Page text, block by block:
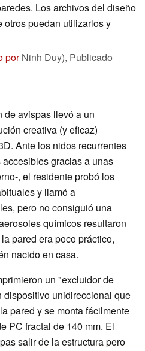
Los archivos del diseño
otros puedan utilizarlos y
porNinh Duy), Publicado
de avispas llevó a un
creativa (y eficaz)
Ante los nidos recurrentes
gracias a unas
, el residente probó los
y llamó a
pero no consiguió una
químicos resultaron
pared era poco práctico,
nacido en casa.
un "excluidor de
unidireccional que
pared y se monta fácilmente
PC fractal de 140 mm. El
salir de la estructura pero